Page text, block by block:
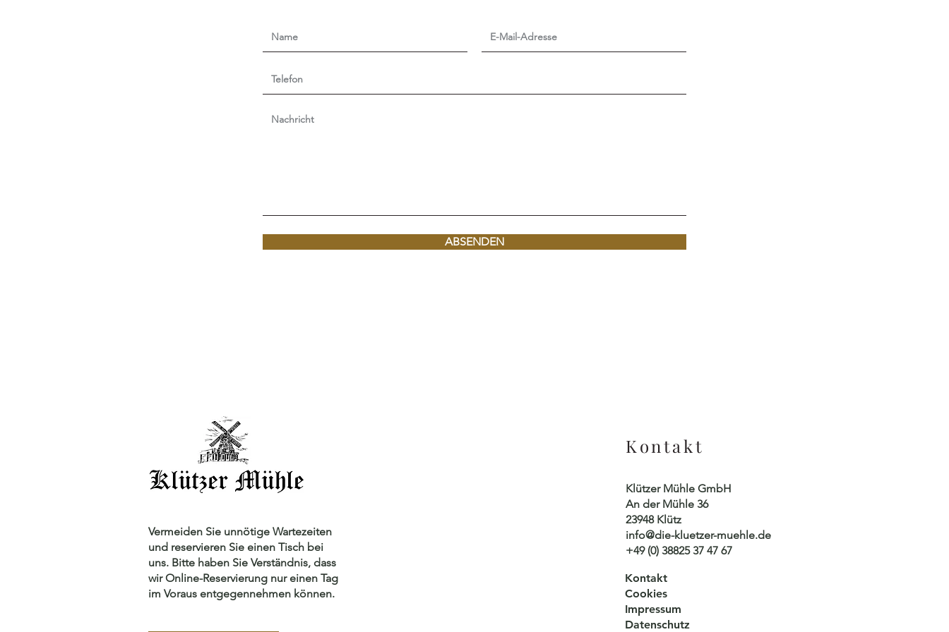
ABSENDEN
Vermeiden Sie unnötige Wartezeiten
und reservieren Sie einen Tisch bei
uns. Bitte haben Sie Verständnis, dass
wir Online-Reservierung nur einen Tag
im Voraus entgegennehmen können.
Kontakt
Klützer Mühle GmbH
An der Mühle 36
23948 Klütz
info@die-kluetzer-muehle.de
+49 (0) 38825 37 47 67
Kontakt
Cookies
Impressum
Datenschutz